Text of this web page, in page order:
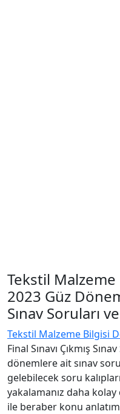
Tekstil
2023 Güz
Sınav Soruları
Tekstil Malzeme Bilgisi
Final Sınavı Çıkmış
dönemlere ait sınav
gelebilecek soru
yakalamanız daha kolay
ile beraber konu